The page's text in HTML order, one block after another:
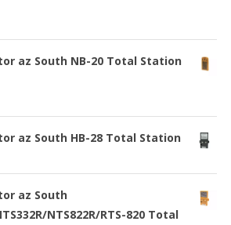
az South NB-20 Total Station
az South HB-28 Total Station
az South
NTS822R/RTS-820 Total